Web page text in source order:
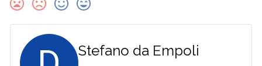
Stefano da Empoli